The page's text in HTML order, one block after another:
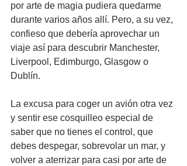
por arte de magia pudiera quedarme
durante varios años allí. Pero, a su vez,
confieso que debería aprovechar un
viaje así para descubrir Manchester,
Liverpool, Edimburgo, Glasgow o
Dublín.
La excusa para coger un avión otra vez
y sentir ese cosquilleo especial de
saber que no tienes el control, que
debes despegar, sobrevolar un mar, y
volver a aterrizar para casi por arte de